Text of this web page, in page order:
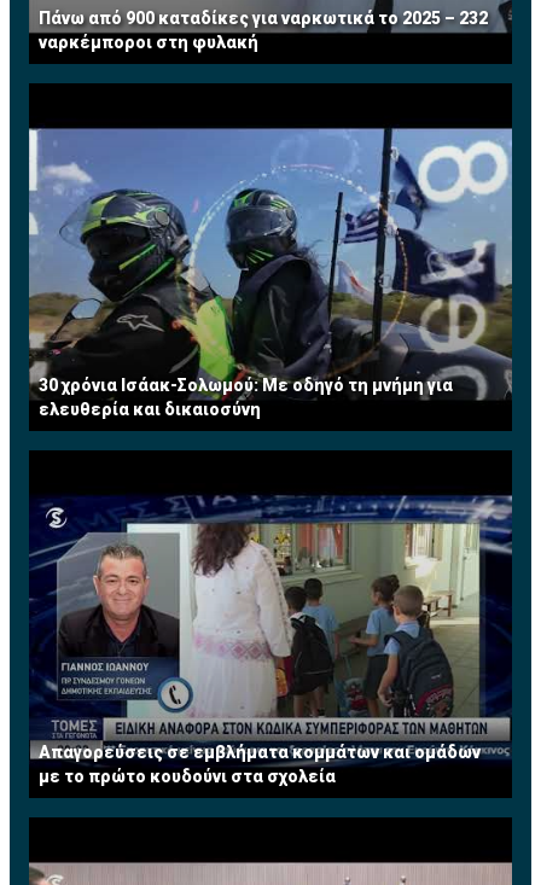
Πάνω από 900 καταδίκες για ναρκωτικά το 2025 – 232
ναρκέμποροι στη φυλακή
30 χρόνια Ισάακ-Σολωμού: Με οδηγό τη μνήμη για
ελευθερία και δικαιοσύνη
Απαγορεύσεις σε εμβλήματα κομμάτων και ομάδων
με το πρώτο κουδούνι στα σχολεία